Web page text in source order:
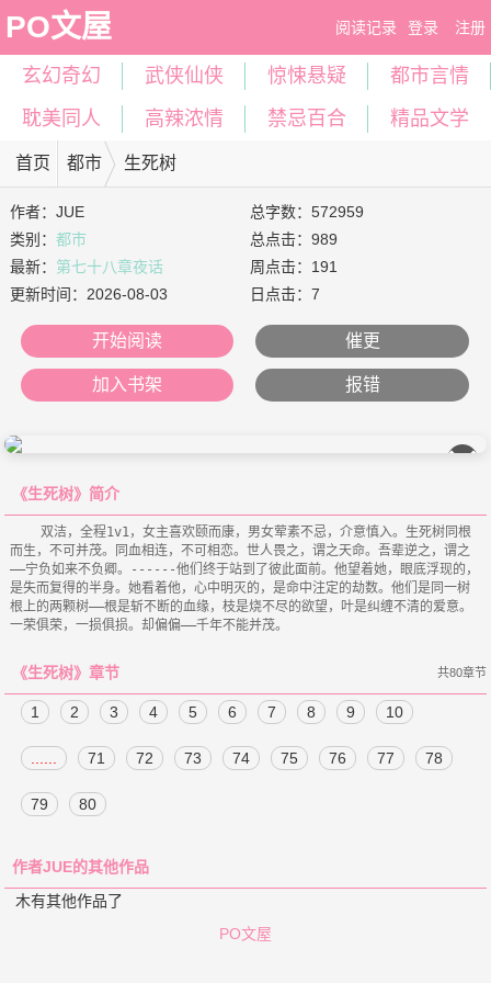
PO文屋 阅读记录 登录 注册
玄幻奇幻 武侠仙侠 惊悚悬疑
都市言情
耽美同人
高辣浓情 禁忌百合 精品文学
首页 都市 生死树
作者：JUE
类别：都市
最新： 第七十八章夜话
更新时间： 2026-08-03
总字数：572959
总点击：989
周点击：191
日点击：7
开始阅读 催更
加入书架 报错
��
《生死树》简介
而生，不可并茂。同血相连，不可相恋。世人畏之，谓之天命。吾辈逆之，谓之
——宁负如来不负卿。------他们终于站到了彼此面前。他望着她，眼底浮现的，
是失而复得的半身。她看着他，心中明灭的，是命中注定的劫数。他们是同一树
根上的两颗树——根是斩不断的血缘，枝是烧不尽的欲望，叶是纠缠不清的爱意。
《生死树》章节 共80章节
1 2 3 4 5 6 7 8 9 10
71 72 73 74 75 76 77 78
79 80
作者JUE的其他作品
木有其他作品了
PO文屋